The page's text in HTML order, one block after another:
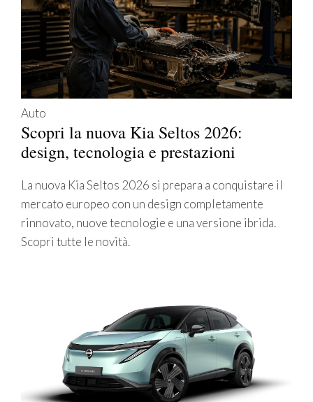
Auto
Scopri la nuova Kia Seltos 2026:
design, tecnologia e prestazioni
La nuova Kia Seltos 2026 si prepara a conquistare il
mercato europeo con un design completamente
rinnovato, nuove tecnologie e una versione ibrida.
Scopri tutte le novità.